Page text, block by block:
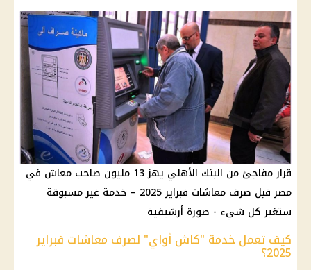
قرار مفاجئ من البنك الأهلي يهز 13 مليون صاحب معاش في
مصر قبل صرف معاشات فبراير 2025 – خدمة غير مسبوقة
ستغير كل شيء - صورة أرشيفية
كيف تعمل خدمة "كاش أواي" لصرف معاشات فبراير
2025؟